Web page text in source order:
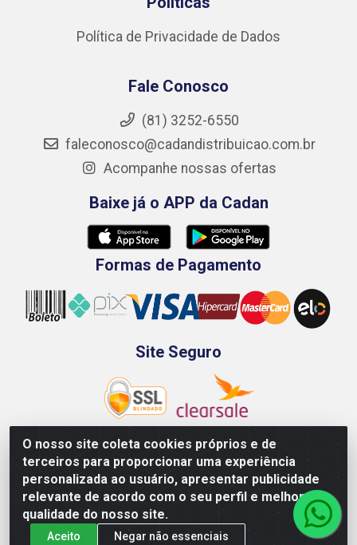
O nosso site coleta cookies próprios e de
terceiros para proporcionar uma experiência
personalizada ao usuário, apresentar publicidade
relevante de acordo com o seu perfil e melhorar a
qualidade do nosso site.
Aceito Negar não essenciais
Política de Privacidade de Dados
Fale Conosco
(81) 3252-6550
faleconosco@cadandistribuicao.com.br
Acompanhe nossas ofertas
Baixe já o APP da Cadan
Formas de Pagamento
Site Seguro
Rod. BR-101 Sul, Km 73, 4505, Galpão A, Ibura -
Recife/PE - CEP 51240-340 - CNPJ 70.089.974/0001-79